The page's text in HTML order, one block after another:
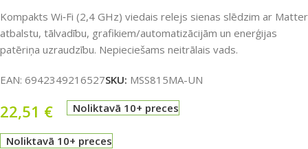
Kompakts Wi‑Fi (2,4 GHz) viedais relejs sienas slēdzim ar Matter
atbalstu, tālvadību, grafikiem/automatizācijām un enerģijas
patēriņa uzraudzību. Nepieciešams neitrālais vads.
EAN: 6942349216527SKU: MSS815MA-UN
22,51 € Noliktavā 10+ preces
Noliktavā 10+ preces